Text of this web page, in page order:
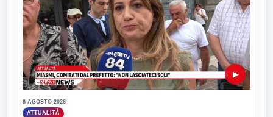
▶
6 AGOSTO 2026
ATTUALITÀ